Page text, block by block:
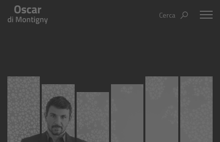
Cerca
Centodieci
Nuovi Eroi
Be Your Essence
Futurability
Books
EN ES